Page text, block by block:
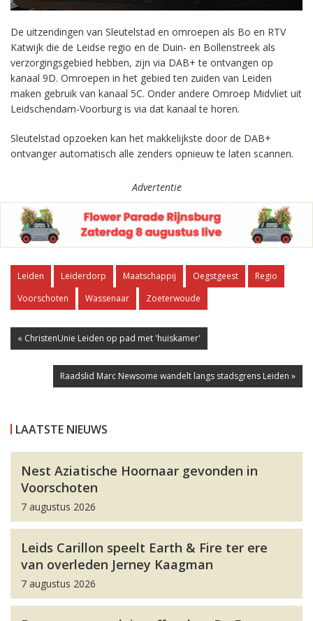
De uitzendingen van Sleutelstad en omroepen als Bo en RTV
Katwijk die de Leidse regio en de Duin- en Bollenstreek als
verzorgingsgebied hebben, zijn via DAB+ te ontvangen op
kanaal 9D. Omroepen in het gebied ten zuiden van Leiden
maken gebruik van kanaal 5C. Onder andere Omroep Midvliet uit
Leidschendam-Voorburg is via dat kanaal te horen.
Sleutelstad opzoeken kan het makkelijkste door de DAB+
ontvanger automatisch alle zenders opnieuw te laten scannen.
Advertentie
Leiden Leiderdorp Maatschappij Oegstgeest
Regio
Voorschoten
Wassenaar Zoeterwoude
« ChristenUnie Leiden op pad met 'huiskamer'
Raadslid Marc Newsome wandelt langs stadsgrens Leiden »
LAATSTE NIEUWS
Nest Aziatische Hoornaar gevonden in
Voorschoten
7 augustus 2026
Leids Carillon speelt Earth & Fire ter ere
van overleden Jerney Kaagman
7 augustus 2026